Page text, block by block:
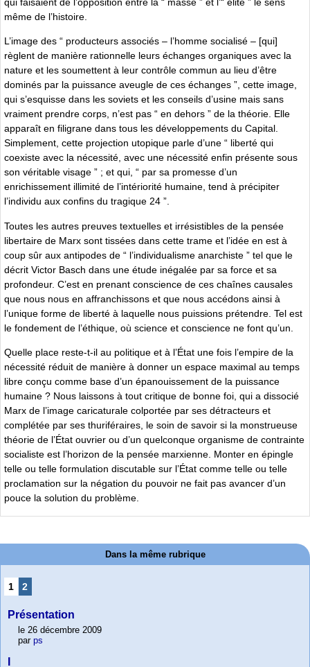
même de l’histoire.
L’image des “ producteurs associés – l’homme socialisé – [qui]
règlent de manière rationnelle leurs échanges organiques avec la
nature et les soumettent à leur contrôle commun au lieu d’être
dominés par la puissance aveugle de ces échanges ”, cette image,
qui s’esquisse dans les soviets et les conseils d’usine mais sans
vraiment prendre corps, n’est pas “ en dehors ” de la théorie. Elle
apparaît en filigrane dans tous les développements du Capital.
Simplement, cette projection utopique parle d’une “ liberté qui
coexiste avec la nécessité, avec une nécessité enfin présente sous
son véritable visage ” ; et qui, “ par sa promesse d’un
enrichissement illimité de l’intériorité humaine, tend à précipiter
l’individu aux confins du tragique 24 ”.
Toutes les autres preuves textuelles et irrésistibles de la pensée
libertaire de Marx sont tissées dans cette trame et l’idée en est à
coup sûr aux antipodes de “ l’individualisme anarchiste ” tel que le
décrit Victor Basch dans une étude inégalée par sa force et sa
profondeur. C’est en prenant conscience de ces chaînes causales
que nous nous en affranchissons et que nous accédons ainsi à
l’unique forme de liberté à laquelle nous puissions prétendre. Tel est
le fondement de l’éthique, où science et conscience ne font qu’un.
Quelle place reste-t-il au politique et à l’État une fois l’empire de la
nécessité réduit de manière à donner un espace maximal au temps
libre conçu comme base d’un épanouissement de la puissance
humaine ? Nous laissons à tout critique de bonne foi, qui a dissocié
Marx de l’image caricaturale colportée par ses détracteurs et
complétée par ses thuriféraires, le soin de savoir si la monstrueuse
théorie de l’État ouvrier ou d’un quelconque organisme de contrainte
socialiste est l’horizon de la pensée marxienne. Monter en épingle
telle ou telle formulation discutable sur l’État comme telle ou telle
proclamation sur la négation du pouvoir ne fait pas avancer d’un
pouce la solution du problème.
Dans la même rubrique
1 2
Présentation
le 26 décembre 2009
par ps